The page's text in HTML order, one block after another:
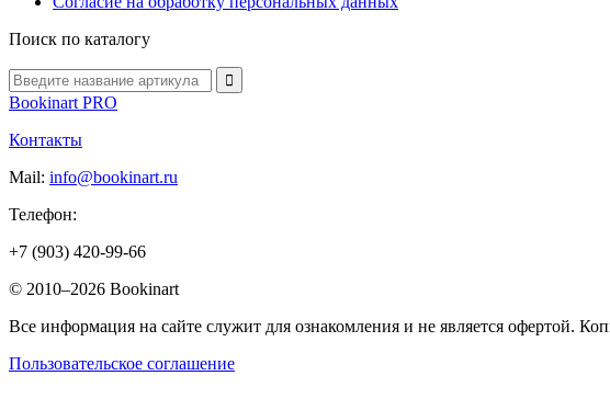
Поиск по каталогу
Bookinart PRO
Контакты
Mail: info@bookinart.ru
Телефон:
+7 (903) 420-99-66
© 2010–2026 Bookinart
Все информация на сайте служит для ознакомления и не является офертой.
Пользовательское соглашение